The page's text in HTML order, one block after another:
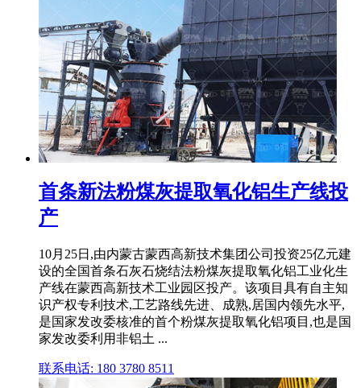
首条新法粉煤灰提取氧化铝生产线投
产
10月25日,由内蒙古蒙西高新技术集团公司投资25亿元建
设的全国首条石灰石烧结法粉煤灰提取氧化铝工业化生
产线在蒙西高新技术工业园区投产。该项目具有自主知
识产权专利技术,工艺路线先进、成熟,居国内领先水平,
是国家发改委核准的首个粉煤灰提取氧化铝项目,也是国
家发改委利用非铝土 ...
联系电话: 180 3780 8511